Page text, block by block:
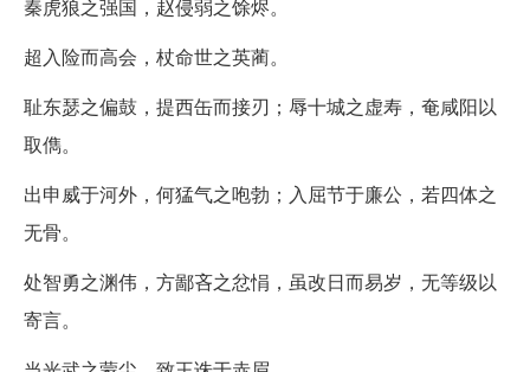
秦虎狼之强国，赵侵弱之馀烬。
超入险而高会，杖命世之英蔺。
耻东瑟之偏鼓，提西缶而接刃；辱十城之虚寿，奄咸阳以
取儁。
出申威于河外，何猛气之咆勃；入屈节于廉公，若四体之
无骨。
处智勇之渊伟，方鄙吝之忿悁，虽改日而易岁，无等级以
寄言。